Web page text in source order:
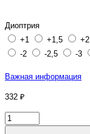
Диоптрия
+1
+1,5 +2
-2
-2,5 -3
Важная информация
332 ₽